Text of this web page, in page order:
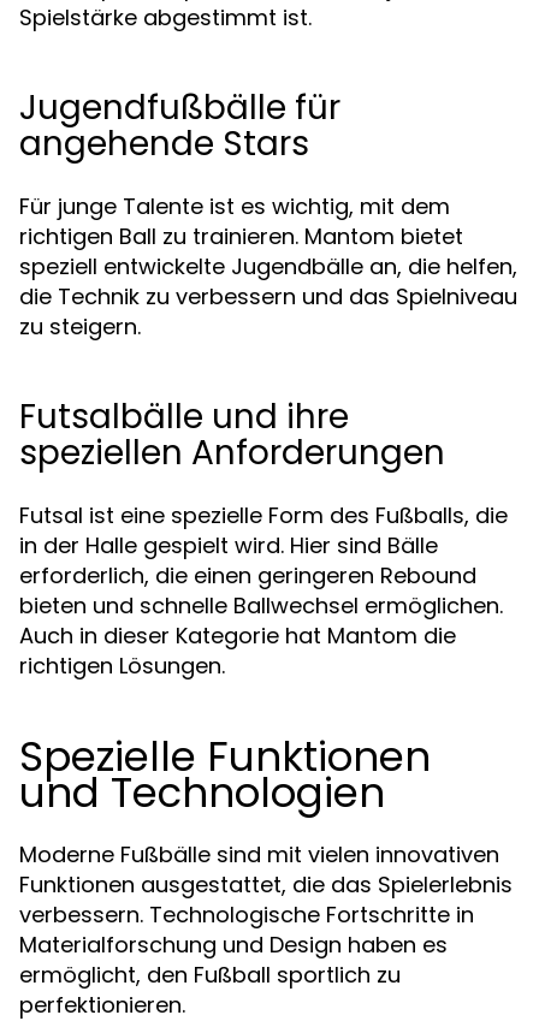
Spielstärke abgestimmt ist.
Jugendfußbälle für
angehende Stars
Für junge Talente ist es wichtig, mit dem
richtigen Ball zu trainieren. Mantom bietet
speziell entwickelte Jugendbälle an, die helfen,
die Technik zu verbessern und das Spielniveau
zu steigern.
Futsalbälle und ihre
speziellen Anforderungen
Futsal ist eine spezielle Form des Fußballs, die
in der Halle gespielt wird. Hier sind Bälle
erforderlich, die einen geringeren Rebound
bieten und schnelle Ballwechsel ermöglichen.
Auch in dieser Kategorie hat Mantom die
richtigen Lösungen.
Spezielle Funktionen
und Technologien
Moderne Fußbälle sind mit vielen innovativen
Funktionen ausgestattet, die das Spielerlebnis
verbessern. Technologische Fortschritte in
Materialforschung und Design haben es
ermöglicht, den Fußball sportlich zu
perfektionieren.